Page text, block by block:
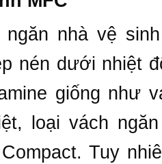
nhà vệ
nén dưới nhiệt
giống như
loại vách
Tuy